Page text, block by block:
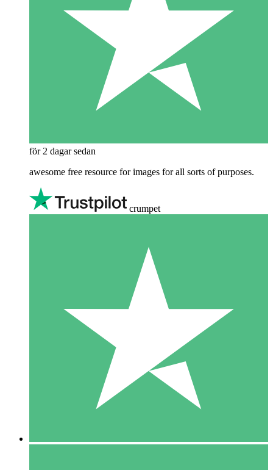
för 2 dagar sedan
awesome free resource for images for all sorts of purposes.
crumpet